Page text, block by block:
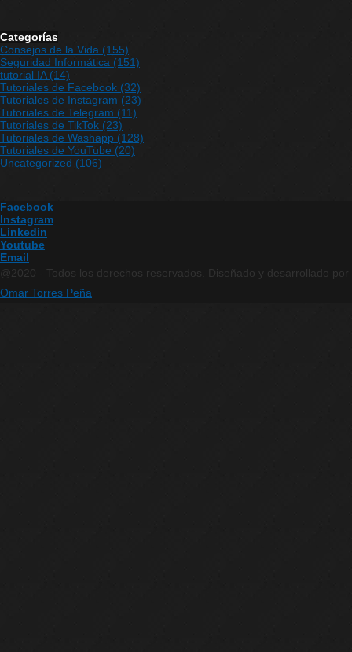
Categorías
Consejos de la Vida (155)
Seguridad Informática (151)
tutorial IA (14)
Tutoriales de Facebook (32)
Tutoriales de Instagram (23)
Tutoriales de Telegram (11)
Tutoriales de TikTok (23)
Tutoriales de Washapp (128)
Tutoriales de YouTube (20)
Uncategorized (106)
Facebook
Instagram
Linkedin
Youtube
Email
@2020 - Todos los derechos reservados. Diseñado y desarrollado por
Omar Torres Peña